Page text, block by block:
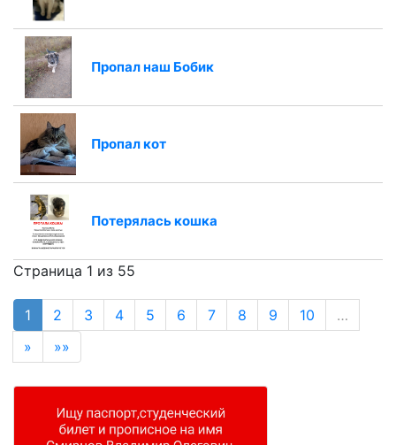
Пропал наш Бобик
Пропал кот
Потерялась кошка
Страница 1 из 55
1 2 3 4 5 6 7 8 9 10
…
»
»»